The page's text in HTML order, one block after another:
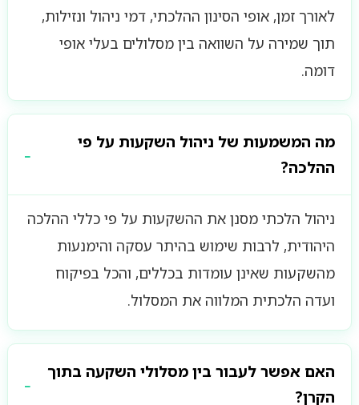
לאורך זמן, אופי הסינון ההלכתי, דמי ניהול ונזילות,
תוך שמירה על השוואה בין מסלולים בעלי אופי
דומה.
מה המשמעות של ניהול השקעות על פי
ההלכה?
ניהול הלכתי מסנן את ההשקעות על פי כללי ההלכה
היהודית, לרבות שימוש בהיתר עסקה והימנעות
מהשקעות שאינן עומדות בכללים, והכל בפיקוח
ועדה הלכתית המלווה את המסלול.
האם אפשר לעבור בין מסלולי השקעה בתוך
הקרן?